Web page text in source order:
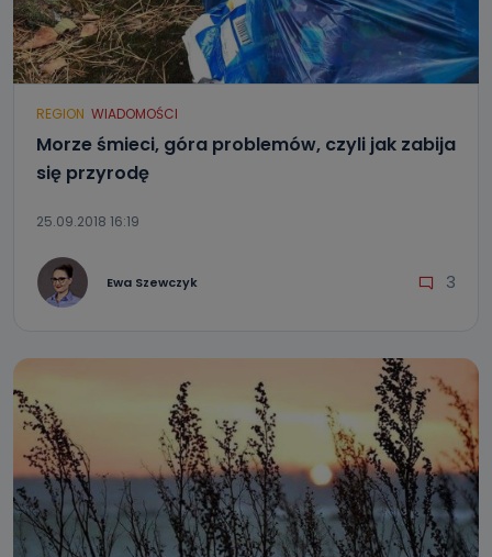
REGION WIADOMOŚCI
Morze śmieci, góra problemów, czyli jak zabija
się przyrodę
25.09.2018 16:19
Ewa Szewczyk 3